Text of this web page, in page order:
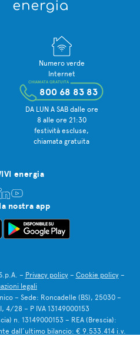
Numero verde
Internet
800 68 83 83
CHIAMATA GRATUITA
DA LUN A SAB dalle ore
8 alle ore 21:30
festività escluse,
chiamata gratuita
energia
nostra app
– Privacy policy– Cookie policy–
legali
– Sede: Roncadelle (BS), 25030 –
4/28 – P IVA 13149000153
n. 13149000153 – REA (Brescia):
dall’ultimo bilancio: € 9.533.414 i.v.